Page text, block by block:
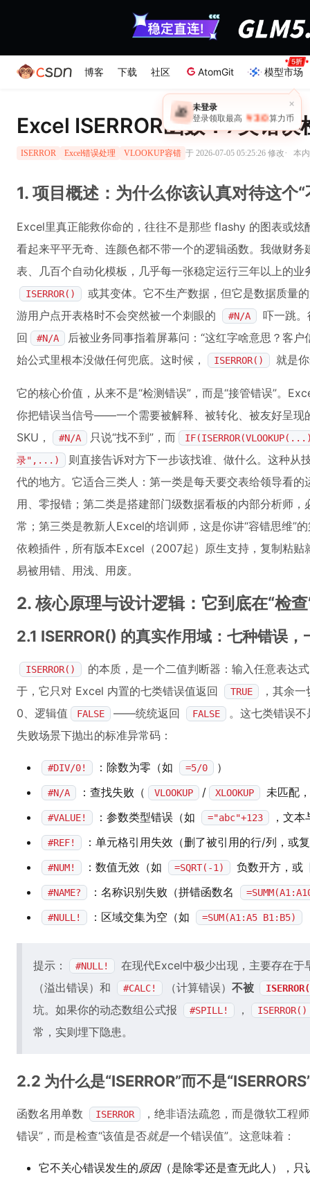
博客 下载 社区 AtomGit 模型市场
×
🎁 未登录
登录领取最高 ￥30 算力币
Excel ISERROR函数：7类错
ISERROR Excel错误处理 VLOOKUP容错 于 2026-07-05 05:25:26 修改· 本
1. 项目概述：为什么你该认真对待这个
Excel里真正能救你命的，往往不是那些 flashy 的图表或
看起来平平无奇、连颜色都不带一个的逻辑函数。我做财
表、几百个自动化模板，几乎每一张稳定运行三年以上的
ISERROR()
或其变体。它不生产数据，但它是数据质量
游用户点开表格时不会突然被一个刺眼的
#N/A
吓一跳
回
#N/A
后被业务同事指着屏幕问：“这红字啥意思？客
始公式里根本没做任何兜底。这时候，
ISERROR() 就是
它的核心价值，从来不是“检测错误”，而是“接管错误”。
你把错误当信号——一个需要被解释、被转化、被友好呈现
SKU，
#N/A 只说“找不到”，而
录",...)
则直接告诉对方下一步该找谁、做什么。这种从
代的地方。它适合三类人：第一类是每天要交表给领导看
用、零报错；第二类是搭建部门级数据看板的内部分析师
常；第三类是教新人Excel的培训师，这是你讲“容错思维”
依赖插件，所有版本Excel（2007起）原生支持，复制粘
易被用错、用浅、用废。
2. 核心原理与设计逻辑：它到底在“检
2.1 ISERROR() 的真实作用域：七种错误，
ISERROR()
的本质，是一个二值判断器：输入任意表达
于，它只对 Excel 内置的七类错误值返回
TRUE
，其余
0、逻辑值
FALSE ——统统返回 FALSE
。这七类错误
失败场景下抛出的标准异常码：
#DIV/0! ：除数为零（如 =5/0 ）
#N/A ：查找失败（ VLOOKUP / XLOOKUP 未匹配，
#VALUE! ：参数类型错误（如 ="abc"+123 ，文
#REF! ：单元格引用失效（删了被引用的行/列，或
#NUM! ：数值无效（如 =SQRT(-1) 负数开方，或
#NAME? ：名称识别失败（拼错函数名
#NULL! ：区域交集为空（如 =SUM(A1:A5 B1:B5)
提示： #NULL!
在现代Excel中极少出现，主要存在
（溢出错误）和
#CALC! （计算错误） 不被
坑。如果你的动态数组公式报 #SPILL! ， ISERROR()
常，实则埋下隐患。
2.2 为什么是“ISERROR”而不是
函数名用单数 ISERROR
，绝非语法疏忽，而是微软工程
错误”，而是检查“该值是否就是一个错误值”。这意味着：
它不关心错误发生的原因（是除零还是查无此人），只